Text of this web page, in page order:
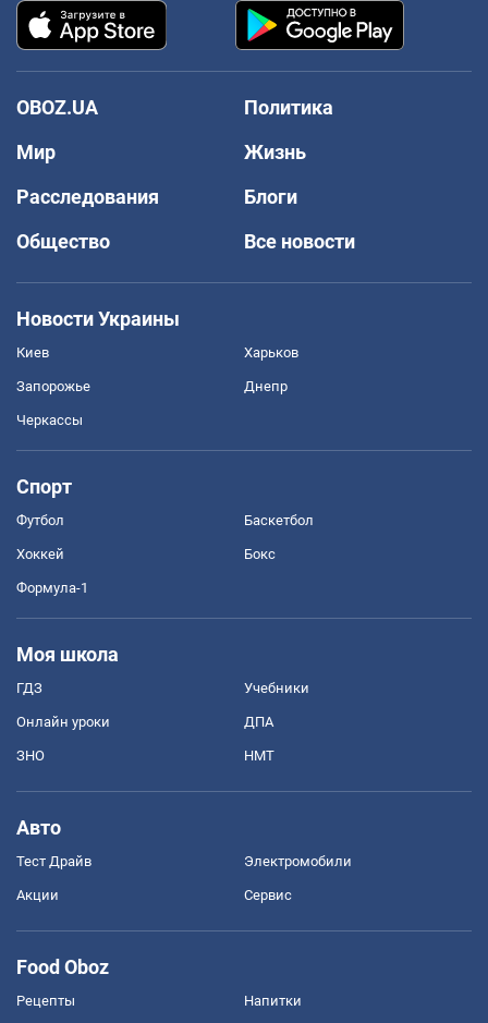
OBOZ.UA
Политика
Мир
Жизнь
Расследования
Блоги
Общество
Все новости
Новости Украины
Киев Харьков
Запорожье Днепр
Черкассы
Спорт
Футбол Баскетбол
Хоккей Бокс
Формула-1
Моя школа
ГДЗ Учебники
Онлайн уроки ДПА
ЗНО НМТ
Авто
Тест Драйв Электромобили
Акции Сервис
Food Oboz
Рецепты Напитки